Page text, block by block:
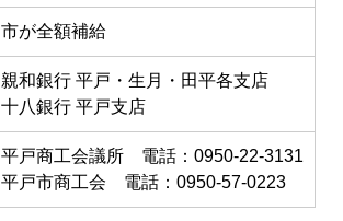
市が全額補給
親和銀行 平戸・生月・田平各支店
十八銀行 平戸支店
平戸商工会議所 電話： 0950-22-3131
平戸市商工会 電話： 0950-57-0223